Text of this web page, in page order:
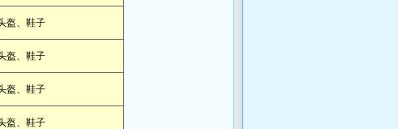
盔、鞋子
盔、鞋子
盔、鞋子
盔、鞋子